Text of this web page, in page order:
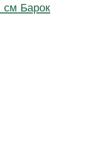
Барок